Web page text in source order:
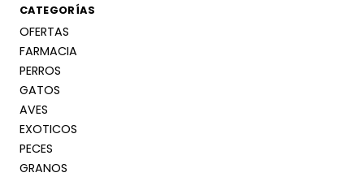
CATEGORÍAS
OFERTAS
FARMACIA
PERROS
GATOS
AVES
EXOTICOS
PECES
GRANOS